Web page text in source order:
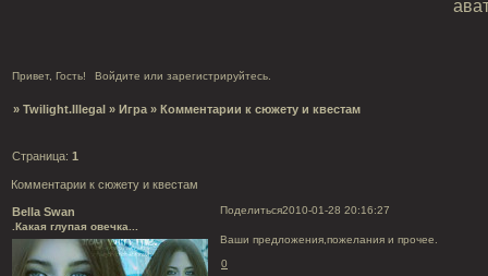
Привет, Гость! Войдите или зарегистрируйтесь.
» Twilight.Illegal » Игра » Комментарии к сюжету и квестам
Комментарии к сюжету и квестам
Страница: 1
Поделиться2010-01-28 20:16:27
Bella Swan
.Какая глупая овечка...
Ваши предложения,пожелания и прочее.
0